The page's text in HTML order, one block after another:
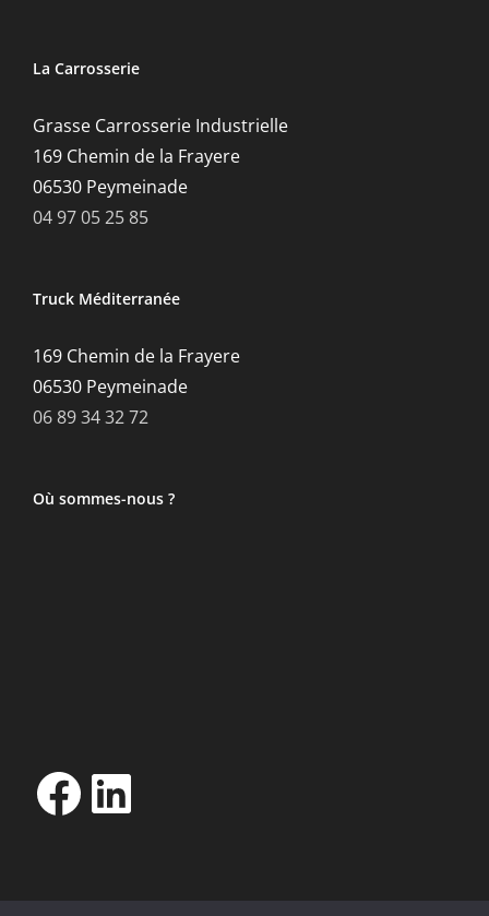
La Carrosserie
Grasse Carrosserie Industrielle
169 Chemin de la Frayere
06530 Peymeinade
04 97 05 25 85
Truck Méditerranée
169 Chemin de la Frayere
06530 Peymeinade
06 89 34 32 72
Où sommes-nous ?